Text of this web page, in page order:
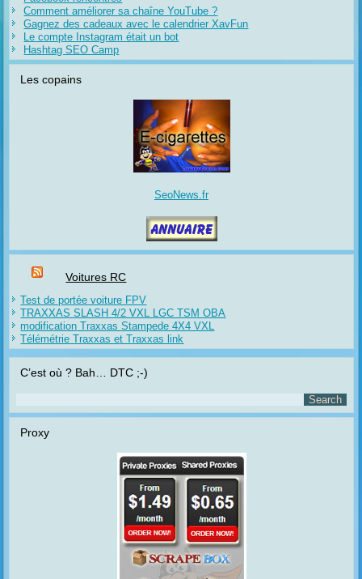
Comment améliorer sa chaîne YouTube ?
Gagnez des cadeaux avec le calendrier XavFun
Le compte Instagram était un bot
Hashtag SEO Camp
Les copains
SeoNews.fr
Voitures RC
Test de portée voiture FPV
TRAXXAS SLASH 4/2 VXL LGC TSM OBA
modification Traxxas Stampede 4X4 VXL
Télémétrie Traxxas et Traxxas link
C’est où ? Bah… DTC ;-)
Proxy